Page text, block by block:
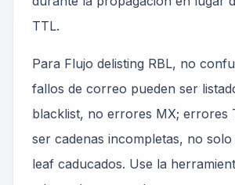
TTL.
Para Flujo delisting RBL, no
fallos de correo pueden ser
blacklist, no errores MX; errores
ser cadenas incompletas, no
leaf caducados. Use la